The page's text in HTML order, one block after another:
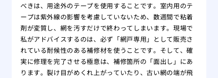
べきは、用途外のテープを使用することです。室内用のテ
ープは紫外線の影響を考慮していないため、数週間で粘着
剤が変質し、網を汚すだけで終わってしまいます。現場で
私がアドバイスするのは、必ず「網戸専用」として販売さ
れている耐候性のある補修材を使うことです。そして、確
実に修理を完了させる極意は、補修箇所の「面出し」にあ
ります。裂け目がめくれ上がっていたり、古い網の端が飛